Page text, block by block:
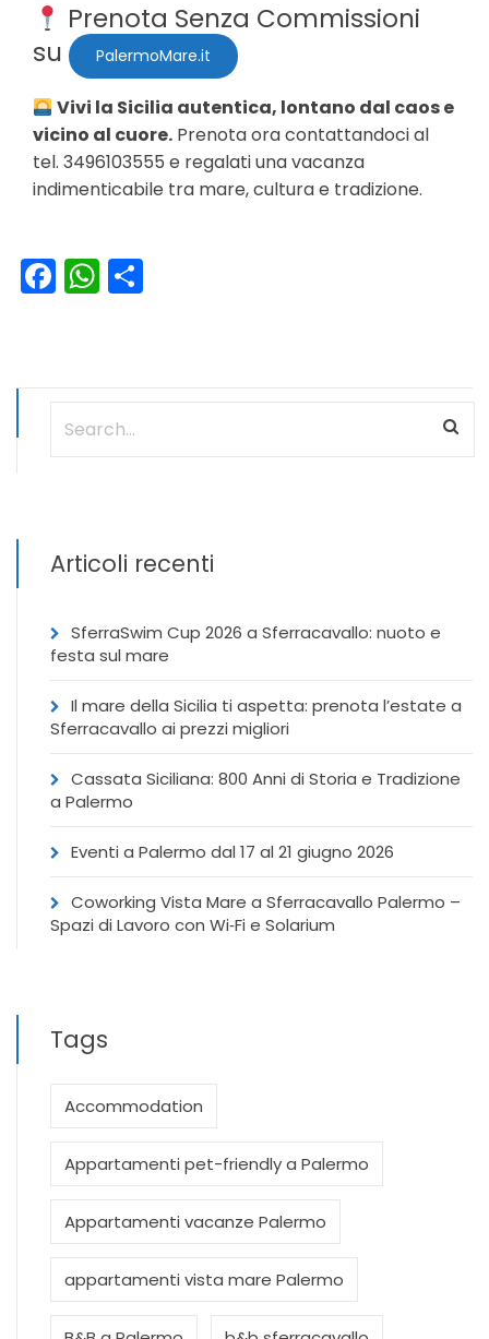
Prenota Senza Commissioni
su
PalermoMare.it
Vivi la Sicilia autentica, lontano dal caos e
vicino al cuore. Prenota ora contattandoci al
tel. 3496103555 e regalati una vacanza
indimenticabile tra mare, cultura e tradizione.
Facebook
WhatsApp
Articoli recenti
SferraSwim Cup 2026 a Sferracavallo: nuoto e
festa sul mare
Il mare della Sicilia ti aspetta: prenota l’estate a
Sferracavallo ai prezzi migliori
Cassata Siciliana: 800 Anni di Storia e Tradizione
a Palermo
Eventi a Palermo dal 17 al 21 giugno 2026
Coworking Vista Mare a Sferracavallo Palermo –
Spazi di Lavoro con Wi‑Fi e Solarium
Tags
Accommodation
Appartamenti pet-friendly a Palermo
Appartamenti vacanze Palermo
appartamenti vista mare Palermo